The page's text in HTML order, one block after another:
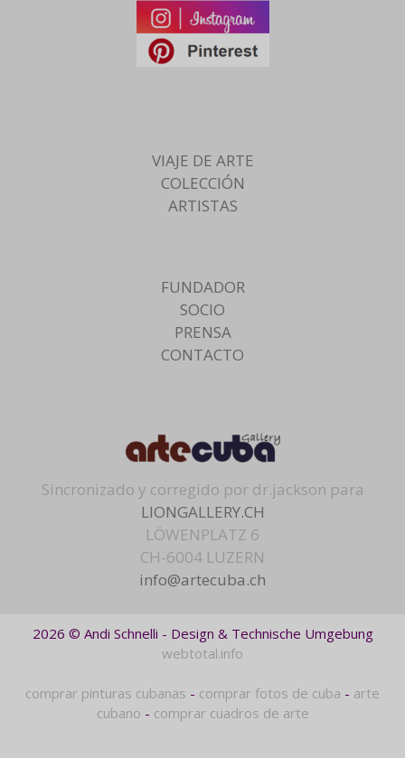
VIAJE DE ARTE
COLECCIÓN
ARTISTAS
FUNDADOR
SOCIO
PRENSA
CONTACTO
Sincronizado y corregido por dr.jackson para
LIONGALLERY.CH
LÖWENPLATZ 6
CH-6004 LUZERN
info@artecuba.ch
2026 © Andi Schnelli - Design & Technische Umgebung
webtotal.info
comprar pinturas cubanas - comprar fotos de cuba - arte
cubano - comprar cuadros de arte